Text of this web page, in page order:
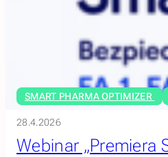
SMART PHARMA OPTIMIZER
28.4.2026
Webinar „Premiera